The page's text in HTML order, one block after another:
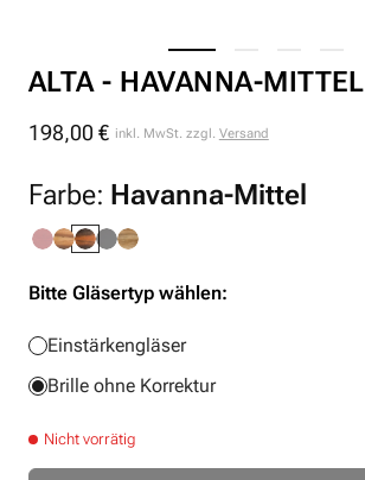
ALTA - HAVANNA-MITTEL
Normaler
198,00 € inkl. MwSt. zzgl. Versand
Farbe: Havanna-Mittel
Bitte Gläsertyp wählen:
Einstärkengläser
Brille ohne Korrektur
Nicht vorrätig